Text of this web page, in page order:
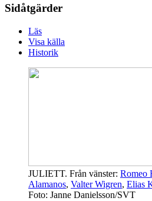
Sidåtgärder
Läs
Visa källa
Historik
JULIETT. Från vänster: Romeo
Alamanos, Valter Wigren, Elias
Foto: Janne Danielsson/SVT